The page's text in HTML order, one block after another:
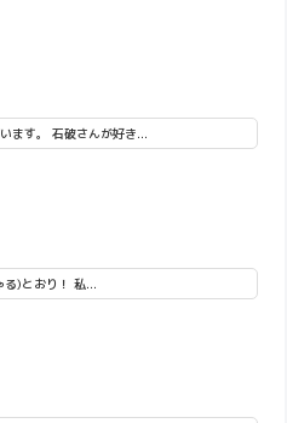
ます。 石破さんが好き...
る)とおり！ 私...